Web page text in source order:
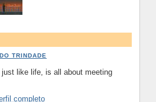
TRINDADE
just like life, is all about meeting
completo